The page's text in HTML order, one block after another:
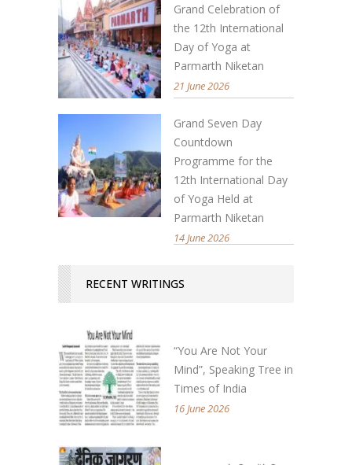
Grand Celebration of
the 12th International
Day of Yoga at
Parmarth Niketan
21 June 2026
Grand Seven Day
Countdown
Programme for the
12th International Day
of Yoga Held at
Parmarth Niketan
14 June 2026
RECENT WRITINGS
“You Are Not Your
Mind”, Speaking Tree in
Times of India
16 June 2026